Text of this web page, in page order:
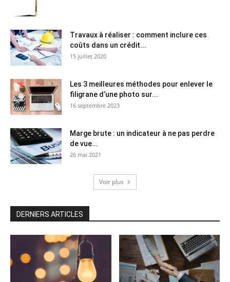
Travaux à réaliser : comment inclure ces
coûts dans un crédit...
15 juillet 2020
Les 3 meilleures méthodes pour enlever le
filigrane d’une photo sur...
16 septembre 2023
Marge brute : un indicateur à ne pas perdre
de vue...
26 mai 2021
Voir plus
DERNIERS ARTICLES